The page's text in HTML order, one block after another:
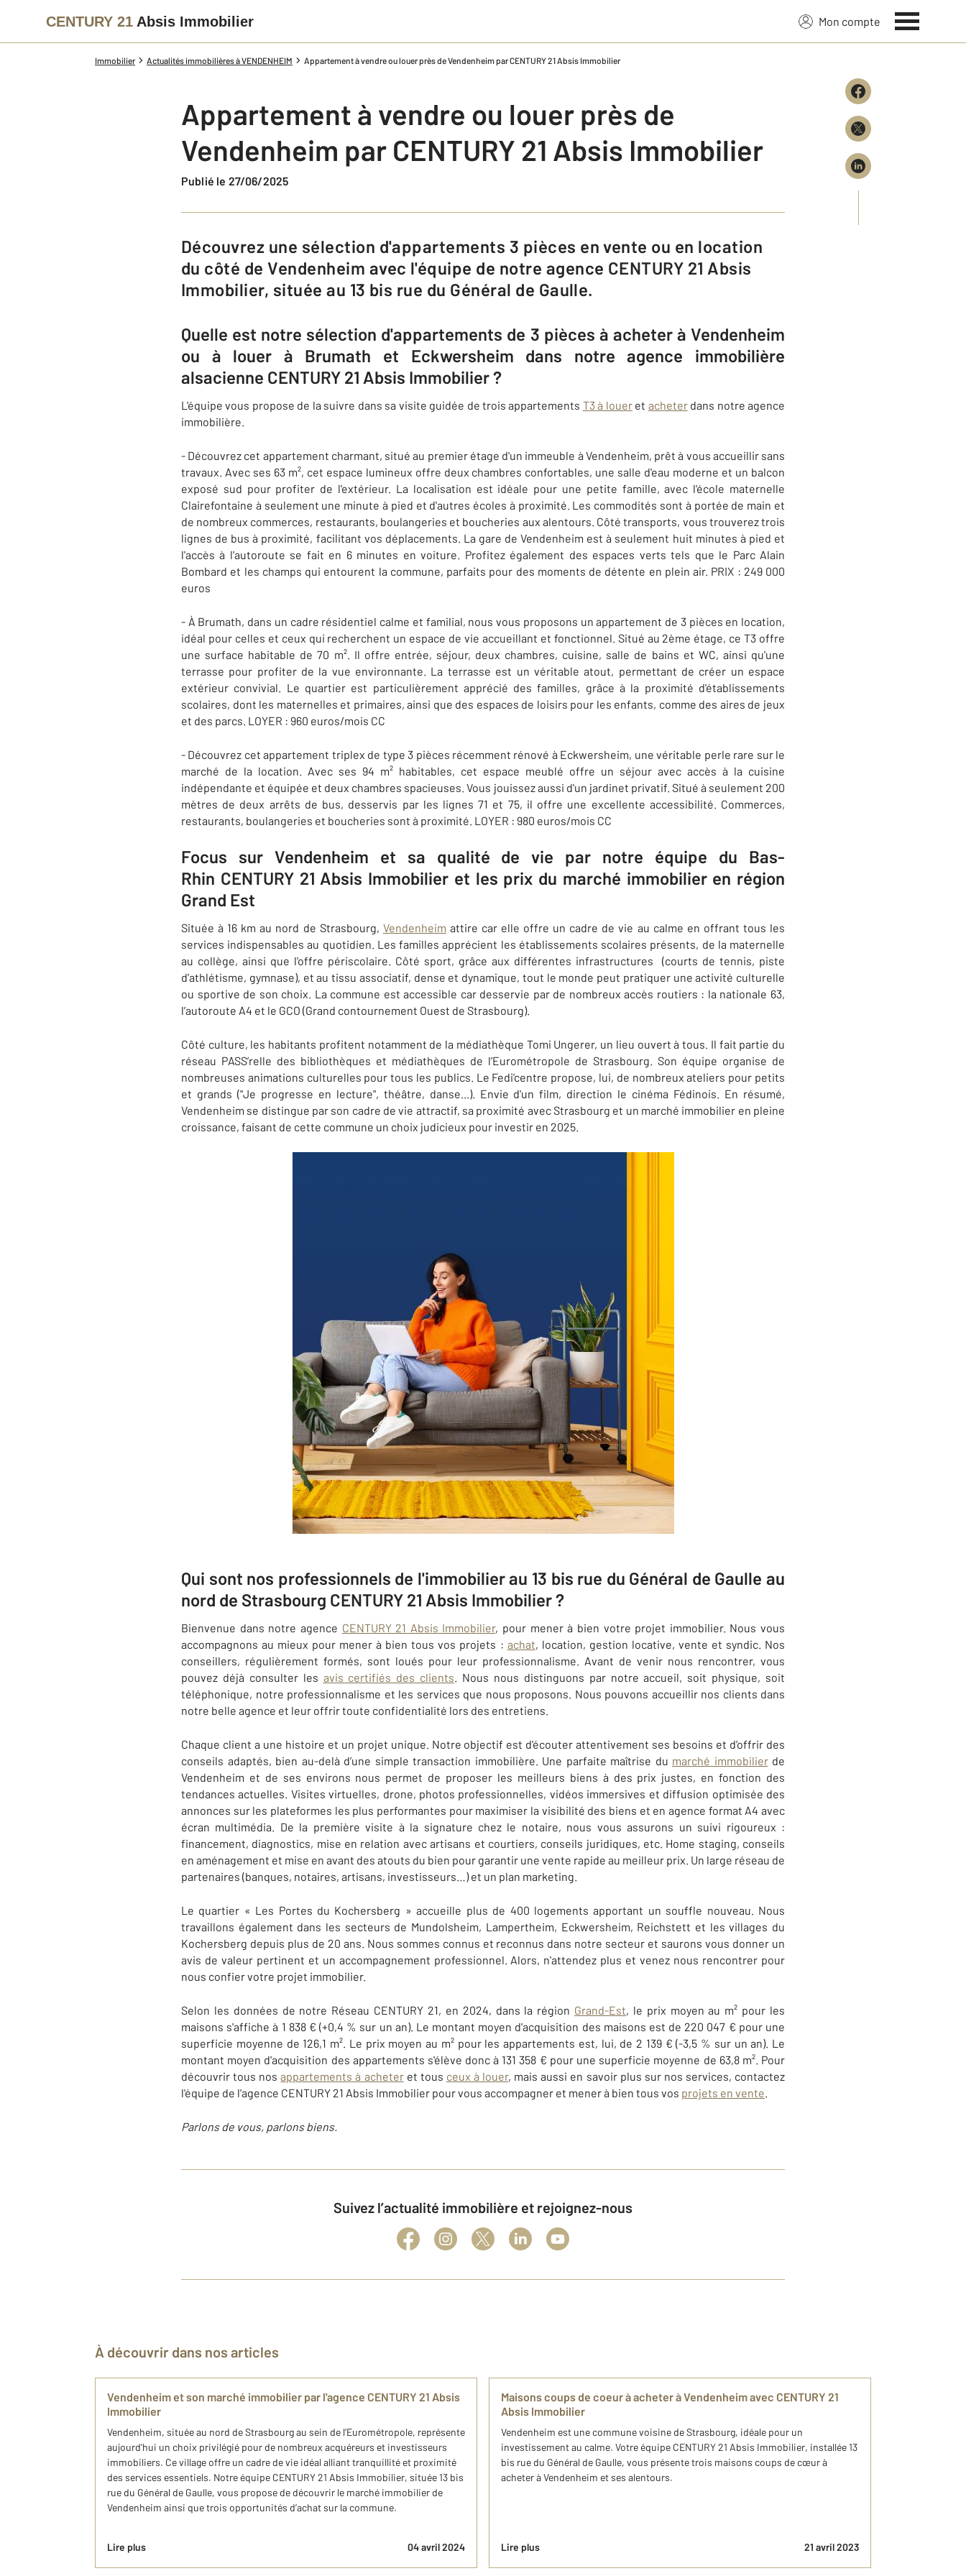
CENTURY 21 Absis Immobilier Mon compte
Immobilier Actualités immobilières à VENDENHEIM Appartement à vendre ou louer près de Vendenheim par CENTURY 21 Absis Immobilier
Appartement à vendre ou louer près de
Vendenheim par CENTURY 21 Absis Immobilier
Publié le 27/06/2025
Découvrez une sélection d'appartements 3 pièces en vente ou en location
du côté de Vendenheim avec l'équipe de notre agence CENTURY 21 Absis
Immobilier, située au 13 bis rue du Général de Gaulle.
Quelle est notre sélection d'appartements de 3 pièces à acheter à Vendenheim
ou à louer à Brumath et Eckwersheim dans notre agence immobilière
alsacienne CENTURY 21 Absis Immobilier ?
L'équipe vous propose de la suivre dans sa visite guidée de trois appartements T3 à loueret acheterdans notre agence
immobilière.
- Découvrez cet appartement charmant, situé au premier étage d'un immeuble à Vendenheim, prêt à vous accueillir sans
travaux. Avec ses 63 m², cet espace lumineux offre deux chambres confortables, une salle d'eau moderne et un balcon
exposé sud pour profiter de l'extérieur. La localisation est idéale pour une petite famille, avec l'école maternelle
Clairefontaine à seulement une minute à pied et d'autres écoles à proximité. Les commodités sont à portée de main et
de nombreux commerces, restaurants, boulangeries et boucheries aux alentours. Côté transports, vous trouverez trois
lignes de bus à proximité, facilitant vos déplacements. La gare de Vendenheim est à seulement huit minutes à pied et
l'accès à l'autoroute se fait en 6 minutes en voiture. Profitez également des espaces verts tels que le Parc Alain
Bombard et les champs qui entourent la commune, parfaits pour des moments de détente en plein air. PRIX : 249 000
euros
- À Brumath, dans un cadre résidentiel calme et familial, nous vous proposons un appartement de 3 pièces en location,
idéal pour celles et ceux qui recherchent un espace de vie accueillant et fonctionnel. Situé au 2ème étage, ce T3 offre
une surface habitable de 70 m². Il offre entrée, séjour, deux chambres, cuisine, salle de bains et WC, ainsi qu'une
terrasse pour profiter de la vue environnante. La terrasse est un véritable atout, permettant de créer un espace
extérieur convivial. Le quartier est particulièrement apprécié des familles, grâce à la proximité d'établissements
scolaires, dont les maternelles et primaires, ainsi que des espaces de loisirs pour les enfants, comme des aires de jeux
et des parcs. LOYER : 960 euros/mois CC
- Découvrez cet appartement triplex de type 3 pièces récemment rénové à Eckwersheim, une véritable perle rare sur le
marché de la location. Avec ses 94 m² habitables, cet espace meublé offre un séjour avec accès à la cuisine
indépendante et équipée et deux chambres spacieuses. Vous jouissez aussi d'un jardinet privatif. Situé à seulement 200
mètres de deux arrêts de bus, desservis par les lignes 71 et 75, il offre une excellente accessibilité. Commerces,
restaurants, boulangeries et boucheries sont à proximité. LOYER : 980 euros/mois CC
Focus sur Vendenheim et sa qualité de vie par notre équipe du Bas-
Rhin CENTURY 21 Absis Immobilier et les prix du marché immobilier en région
Grand Est
Située à 16 km au nord de Strasbourg, Vendenheim attire car elle offre un cadre de vie au calme en offrant tous les
services indispensables au quotidien. Les familles apprécient les établissements scolaires présents, de la maternelle
au collège, ainsi que l'offre périscolaire. Côté sport, grâce aux différentes infrastructures (courts de tennis, piste
d’athlétisme, gymnase), et au tissu associatif, dense et dynamique, tout le monde peut pratiquer une activité culturelle
ou sportive de son choix. La commune est accessible car desservie par de nombreux accès routiers : la nationale 63,
l’autoroute A4 et le GCO (Grand contournement Ouest de Strasbourg).
Côté culture, les habitants profitent notamment de la médiathèque Tomi Ungerer, un lieu ouvert à tous. Il fait partie du
réseau PASS’relle des bibliothèques et médiathèques de l’Eurométropole de Strasbourg. Son équipe organise de
nombreuses animations culturelles pour tous les publics. Le Fedi'centre propose, lui, de nombreux ateliers pour petits
et grands ("Je progresse en lecture", théâtre, danse...). Envie d'un film, direction le cinéma Fédinois. En résumé,
Vendenheim se distingue par son cadre de vie attractif, sa proximité avec Strasbourg et un marché immobilier en pleine
croissance, faisant de cette commune un choix judicieux pour investir en 2025.
Qui sont nos professionnels de l'immobilier au 13 bis rue du Général de Gaulle au
nord de Strasbourg CENTURY 21 Absis Immobilier ?
Bienvenue dans notre agence CENTURY 21 Absis Immobilier, pour mener à bien votre projet immobilier. Nous vous
accompagnons au mieux pour mener à bien tous vos projets : achat, location, gestion locative, vente et syndic. Nos
conseillers, régulièrement formés, sont loués pour leur professionnalisme. Avant de venir nous rencontrer, vous
pouvez déjà consulter les avis certifiés des clients. Nous nous distinguons par notre accueil, soit physique, soit
téléphonique, notre professionnalisme et les services que nous proposons. Nous pouvons accueillir nos clients dans
notre belle agence et leur offrir toute confidentialité lors des entretiens.
Chaque client a une histoire et un projet unique. Notre objectif est d'écouter attentivement ses besoins et d'offrir des
conseils adaptés, bien au-delà d’une simple transaction immobilière. Une parfaite maîtrise du marché immobilierde
Vendenheim et de ses environs nous permet de proposer les meilleurs biens à des prix justes, en fonction des
tendances actuelles. Visites virtuelles, drone, photos professionnelles, vidéos immersives et diffusion optimisée des
annonces sur les plateformes les plus performantes pour maximiser la visibilité des biens et en agence format A4 avec
écran multimédia. De la première visite à la signature chez le notaire, nous vous assurons un suivi rigoureux :
financement, diagnostics, mise en relation avec artisans et courtiers, conseils juridiques, etc. Home staging, conseils
en aménagement et mise en avant des atouts du bien pour garantir une vente rapide au meilleur prix. Un large réseau de
partenaires (banques, notaires, artisans, investisseurs…) et un plan marketing.
Le quartier « Les Portes du Kochersberg » accueille plus de 400 logements apportant un souffle nouveau. Nous
travaillons également dans les secteurs de Mundolsheim, Lampertheim, Eckwersheim, Reichstett et les villages du
Kochersberg depuis plus de 20 ans. Nous sommes connus et reconnus dans notre secteur et saurons vous donner un
avis de valeur pertinent et un accompagnement professionnel. Alors, n'attendez plus et venez nous rencontrer pour
nous confier votre projet immobilier.
Selon les données de notre Réseau CENTURY 21, en 2024, dans la région Grand-Est, le prix moyen au m² pour les
maisons s'affiche à 1 838 € (+0,4 % sur un an). Le montant moyen d'acquisition des maisons est de 220 047 € pour une
superficie moyenne de 126,1 m². Le prix moyen au m² pour les appartements est, lui, de 2 139 € (-3,5 % sur un an). Le
montant moyen d'acquisition des appartements s'élève donc à 131 358 € pour une superficie moyenne de 63,8 m². Pour
découvrir tous nosappartements à acheteret tous ceux à louer, mais aussi en savoir plus sur nos services, contactez
l'équipe de l'agence CENTURY 21 Absis Immobilier pour vous accompagner et mener à bien tous vos projets en vente.
Parlons de vous, parlons biens.
Suivez l’actualité immobilière et rejoignez-nous
À découvrir dans nos articles
Vendenheim et son marché immobilier par l'agence CENTURY 21 Absis
Immobilier
Vendenheim, située au nord de Strasbourg au sein de l’Eurométropole, représente
aujourd'hui un choix privilégié pour de nombreux acquéreurs et investisseurs
immobiliers. Ce village offre un cadre de vie idéal alliant tranquillité et proximité
des services essentiels. Notre équipe CENTURY 21 Absis Immobilier, située 13 bis
rue du Général de Gaulle, vous propose de découvrir le marché immobilier de
Vendenheim ainsi que trois opportunités d’achat sur la commune.
Lire plus 04 avril 2024
Maisons coups de coeur à acheter à Vendenheim avec CENTURY 21
Absis Immobilier
Vendenheim est une commune voisine de Strasbourg, idéale pour un
investissement au calme. Votre équipe CENTURY 21 Absis Immobilier, installée 13
bis rue du Général de Gaulle, vous présente trois maisons coups de cœur à
acheter à Vendenheim et ses alentours.
Lire plus 21 avril 2023